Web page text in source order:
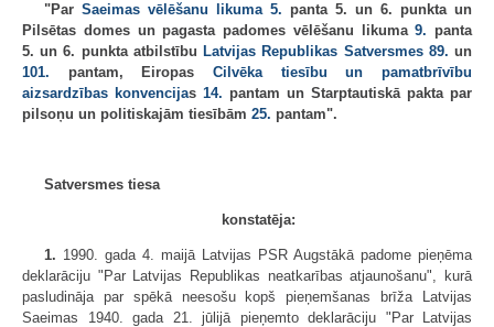
"Par Saeimas vēlēšanu likuma 5. panta 5. un 6. punkta un
Pilsētas domes un pagasta padomes vēlēšanu likuma9. panta
5. un 6. punkta atbilstību Latvijas Republikas Satversmes 89.un
101. pantam, Eiropas Cilvēka tiesību un pamatbrīvību
aizsardzības konvencijas 14. pantam un Starptautiskā pakta par
pilsoņu un politiskajām tiesībām 25. pantam".
Satversmes tiesa
konstatēja:
1. 1990. gada 4. maijā Latvijas PSR Augstākā padome pieņēma
deklarāciju "Par Latvijas Republikas neatkarības atjaunošanu", kurā
pasludināja par spēkā neesošu kopš pieņemšanas brīža Latvijas
Saeimas 1940. gada 21. jūlijā pieņemto deklarāciju "Par Latvijas